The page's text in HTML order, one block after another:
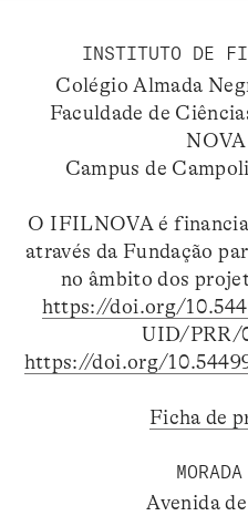
INSTITUTO DE
Colégio Almada
Faculdade de
Campus de
O IFILNOVA é
através da Fundação
no âmbito dos
https://doi.org/
UID/PRR/
https://doi.org/
Ficha de
Avenida